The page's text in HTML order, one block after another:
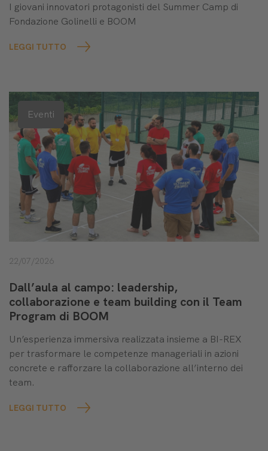
I giovani innovatori protagonisti del Summer Camp di
Fondazione Golinelli e BOOM
LEGGI TUTTO
Eventi
22/07/2026
Dall’aula al campo: leadership,
collaborazione e team building con il Team
Program di BOOM
Un’esperienza immersiva realizzata insieme a BI-REX
per trasformare le competenze manageriali in azioni
concrete e rafforzare la collaborazione all’interno dei
team.
LEGGI TUTTO